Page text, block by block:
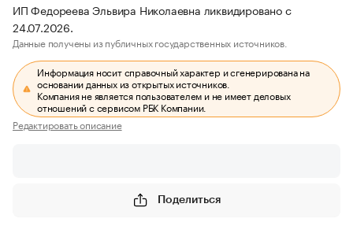
ИП Федореева Эльвира Николаевна ликвидировано с
24.07.2026.
Данные получены из публичных государственных источников.
Информация носит справочный характер и сгенерирована на
основании данных из открытых источников.
Компания не является пользователем и не имеет деловых
отношений с сервисом РБК Компании.
Редактировать описание
Поделиться